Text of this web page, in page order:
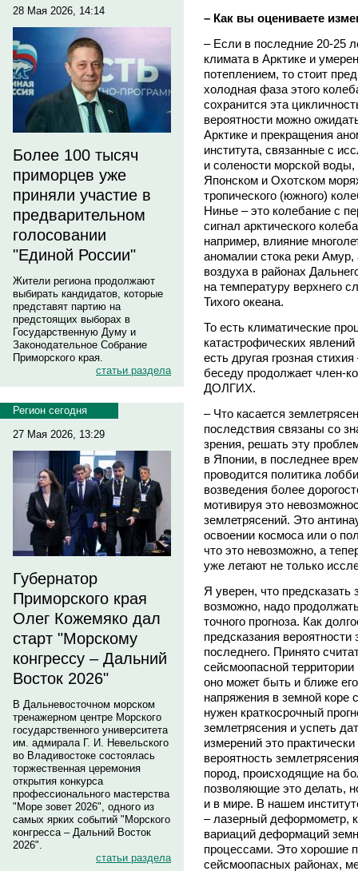
28 Мая 2026, 14:14
Более 100 тысяч
приморцев уже
приняли участие в
предварительном
голосовании
"Единой России"
Жители региона продолжают
выбирать кандидатов, которые
представят партию на
предстоящих выборах в
Государственную Думу и
Законодательное Собрание
Приморского края.
статьи раздела
Регион сегодня
27 Мая 2026, 13:29
Губернатор
Приморского края
Олег Кожемяко дал
старт "Морскому
конгрессу – Дальний
Восток 2026"
В Дальневосточном морском
тренажерном центре Морского
государственного университета
им. адмирала Г. И. Невельского
во Владивостоке состоялась
торжественная церемония
открытия конкурса
профессионального мастерства
"Море зовет 2026", одного из
самых ярких событий "Морского
конгресса – Дальний Восток
2026".
статьи раздела
– Как вы оцениваете
– Если в последние 20-25
климата в Арктике и
потеплением, то стоит
холодная фаза этого
сохранится эта
вероятности можно
Арктике и прекращения
института, связанные с
и солености морской
Японском и Охотском
тропического (южного)
Нинье – это колебание с
сигнал арктического
например, влияние
аномалии стока реки
воздуха в районах
на температуру верхнего
Тихого океана.
То есть климатические
катастрофических
есть другая грозная
беседу продолжает член-
ДОЛГИХ.
– Что касается
последствия связаны со
зрения, решать эту
в Японии, в последнее
проводится политика
возведения более
мотивируя это
землетрясений. Это
освоении космоса или о
что это невозможно, а
уже летают не только
Я уверен, что предсказать
возможно, надо
точного прогноза. Как
предсказания
последнего. Принято
сейсмоопасной
оно может быть и ближе
напряжения в земной
нужен краткосрочный
землетрясения и успеть
измерений это
вероятность
пород, происходящие на
позволяющие это делать,
и в мире. В нашем
– лазерный деформометр,
вариаций деформаций
процессами. Это хорошие
сейсмоопасных районах,